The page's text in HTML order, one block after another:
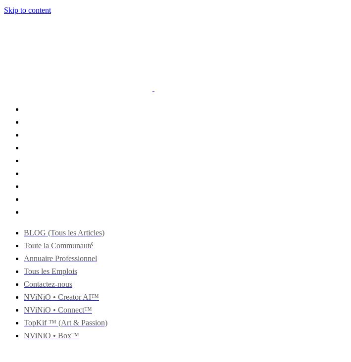
Skip to content
BLOG (Tous les Articles)
Toute la Communauté
Annuaire Professionnel
Tous les Emplois
Contactez-nous
NViNiO • Creator AI™
NViNiO • Connect™
TopKif ™ (Art & Passion)
NViNiO • Box™